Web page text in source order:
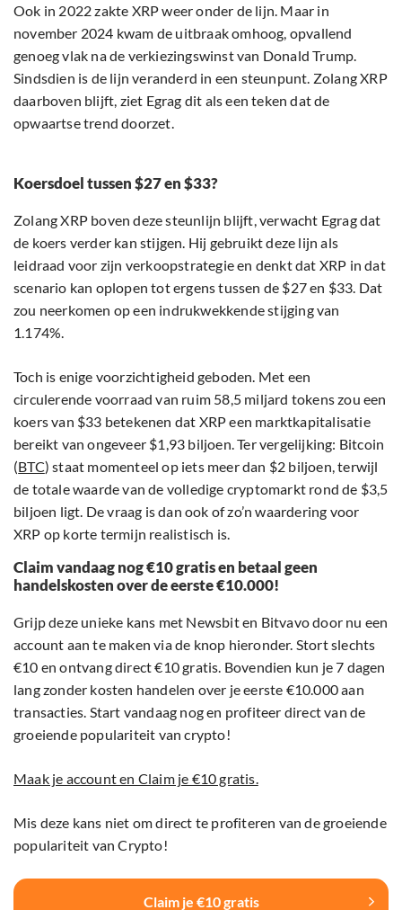
Ook in 2022 zakte XRP weer onder de lijn. Maar in
november 2024 kwam de uitbraak omhoog, opvallend
genoeg vlak na de verkiezingswinst van Donald Trump.
Sindsdien is de lijn veranderd in een steunpunt. Zolang XRP
daarboven blijft, ziet Egrag dit als een teken dat de
opwaartse trend doorzet.
Koersdoel tussen $27 en $33?
Zolang XRP boven deze steunlijn blijft, verwacht Egrag dat
de koers verder kan stijgen. Hij gebruikt deze lijn als
leidraad voor zijn verkoopstrategie en denkt dat XRP in dat
scenario kan oplopen tot ergens tussen de $27 en $33. Dat
zou neerkomen op een indrukwekkende stijging van
1.174%.
Toch is enige voorzichtigheid geboden. Met een
circulerende voorraad van ruim 58,5 miljard tokens zou een
koers van $33 betekenen dat XRP een marktkapitalisatie
bereikt van ongeveer $1,93 biljoen. Ter vergelijking: Bitcoin
(BTC) staat momenteel op iets meer dan $2 biljoen, terwijl
de totale waarde van de volledige cryptomarkt rond de $3,5
biljoen ligt. De vraag is dan ook of zo’n waardering voor
XRP op korte termijn realistisch is.
Claim vandaag nog €10 gratis en betaal geen
handelskosten over de eerste €10.000!
Grijp deze unieke kans met Newsbit en Bitvavo door nu een
account aan te maken via de knop hieronder. Stort slechts
€10 en ontvang direct €10 gratis. Bovendien kun je 7 dagen
lang zonder kosten handelen over je eerste €10.000 aan
transacties. Start vandaag nog en profiteer direct van de
groeiende populariteit van crypto!
Maak je account en Claim je €10 gratis.
Mis deze kans niet om direct te profiteren van de groeiende
populariteit van Crypto!
Claim je €10 gratis